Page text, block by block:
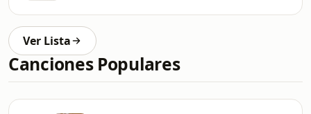
Ver Lista
Canciones Populares